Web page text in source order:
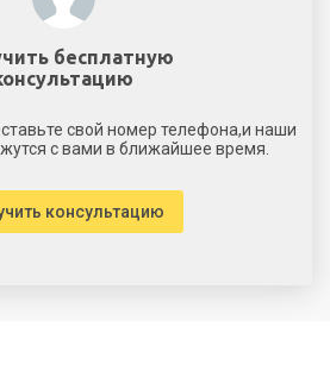
бесплатную
свой номер телефона,и наши
с вами в ближайшее время.
консультацию